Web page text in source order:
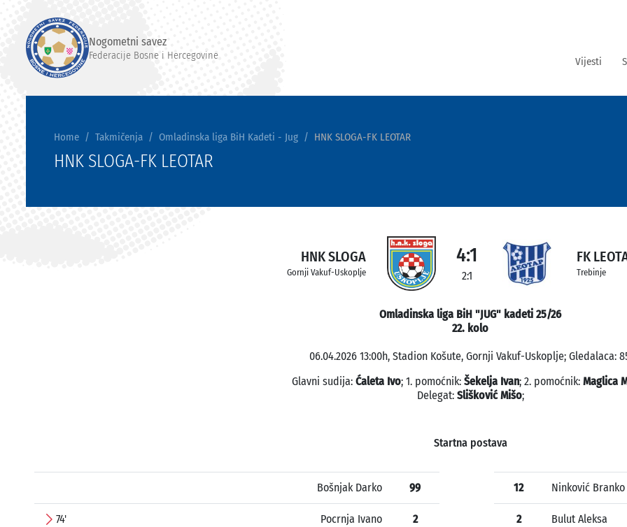
Nogometni savez
Federacije Bosne i Hercegovine Vijesti
Home Takmičenja Omladinska liga BiH Kadeti - Jug HNK SLOGA-FK LEOTAR
HNK SLOGA-FK LEOTAR
HNK SLOGA
Gornji Vakuf-Uskoplje
4:1
2:1
FK
Trebinje
Omladinska liga BiH "JUG" kadeti 25/26
22. kolo
06.04.2026 13:00h, Stadion Košute, Gornji Vakuf-Uskoplje; Gledalaca:
Glavni sudija: Ćaleta Ivo; 1. pomoćnik: Šekelja Ivan; 2. pomoćnik: Maglica
Delegat: Slišković Mišo;
Startna postava
Bošnjak Darko 99
74' Pocrnja Ivano 2
12 Ninković Branko
2 Bulut Aleksa